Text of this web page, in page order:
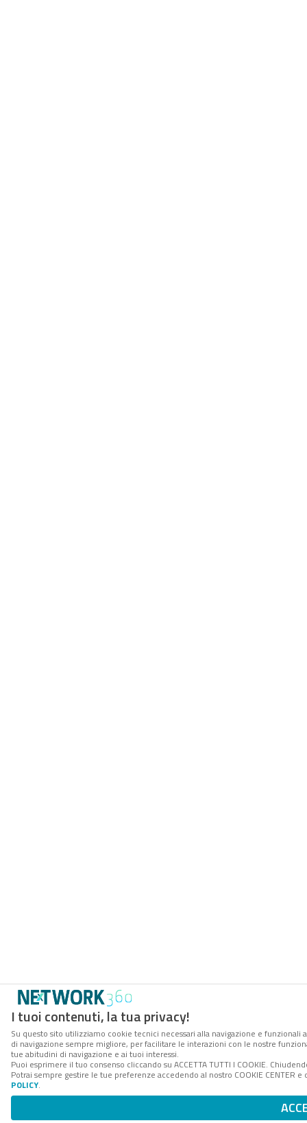
I tuoi contenuti, la tua privacy!
Su questo sito utilizziamo cookie tecnici necessari alla navigazione e
di navigazione sempre migliore, per facilitare le interazioni con le nostre
tue abitudini di navigazione e ai tuoi interessi.
Puoi esprimere il tuo consenso cliccando su ACCETTA TUTTI I COOKIE.
Potrai sempre gestire le tue preferenze accedendo al nostro COOKIE
POLICY.